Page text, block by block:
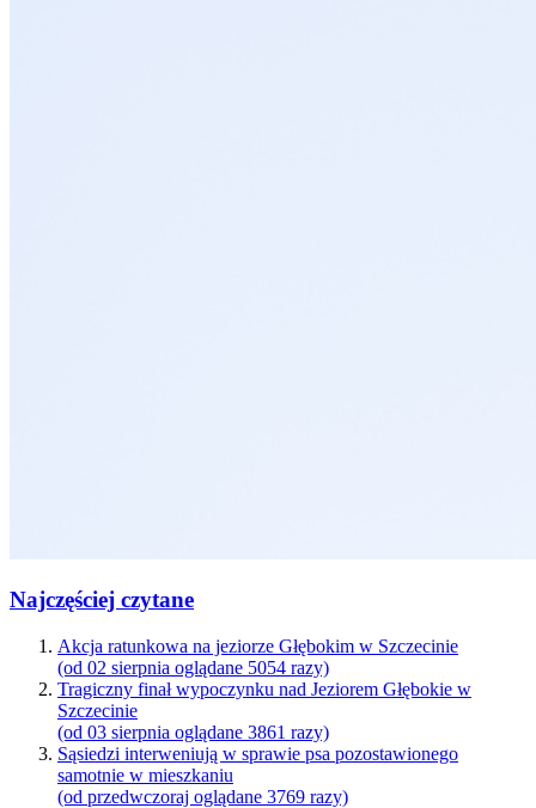
Najczęściej czytane
Akcja ratunkowa na jeziorze Głębokim w Szczecinie
(od 02 sierpnia oglądane 5054 razy)
Tragiczny finał wypoczynku nad Jeziorem Głębokie w
Szczecinie
(od 03 sierpnia oglądane 3861 razy)
Sąsiedzi interweniują w sprawie psa pozostawionego
samotnie w mieszkaniu
(od przedwczoraj oglądane 3769 razy)